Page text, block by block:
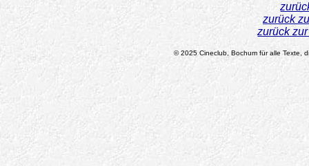
zurück
zurück
© 2025 Cineclub, Bochum für alle Texte,